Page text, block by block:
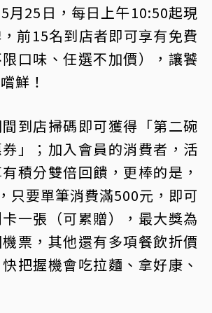
月25日，每日上午10:50起現
前15名到店者即可享有免費
口味、任選不加價），讓饕
鮮！
到店掃碼即可獲得「第二碗
」；加入會員的消費者，活
積分雙倍回饋，更棒的是，
只要單筆消費滿500元，即可
一張（可累贈），最大獎為
票，其他還有多項餐飲折價
把握機會吃拉麵、拿好康、